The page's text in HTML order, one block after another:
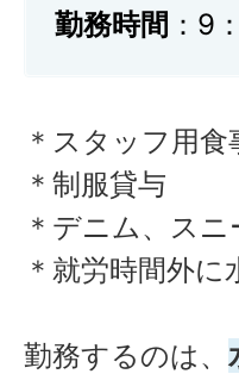
勤務時間 ：9
＊スタッフ用食
＊制服貸与
＊デニム、ス
＊就労時間外
勤務するのは、